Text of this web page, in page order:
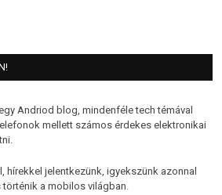
Andriod blog, mindenféle tech témával
mellett számos érdekes elektronikai
hírekkel jelentkezünk, igyekszünk azonnal
a mobilos világban.